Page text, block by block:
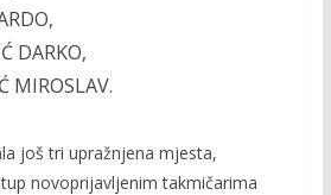
DARKO,
MIROSLAV.
još tri upražnjena mjesta,
novoprijavljenim takmičarima